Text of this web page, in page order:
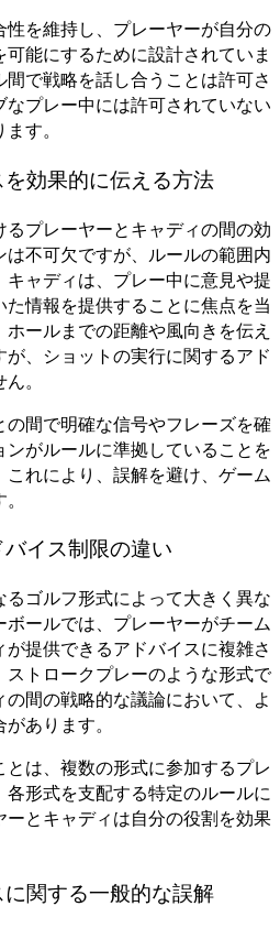
を維持し、プレーヤーが自分の
能にするために設計されていま
で戦略を話し合うことは許可さ
プレー中には許可されていない
す。
効果的に伝える方法
プレーヤーとキャディの間の効
不可欠ですが、ルールの範囲内
ャディは、プレー中に意見や提
情報を提供することに焦点を当
ールまでの距離や風向きを伝え
、ショットの実行に関するアド
。
間で明確な信号やフレーズを確
がルールに準拠していることを
れにより、誤解を避け、ゲーム
イス制限の違い
ゴルフ形式によって大きく異な
ールでは、プレーヤーがチーム
提供できるアドバイスに複雑さ
トロークプレーのような形式で
間の戦略的な議論において、よ
あります。
は、複数の形式に参加するプレ
形式を支配する特定のルールに
とキャディは自分の役割を効果
関する一般的な誤解